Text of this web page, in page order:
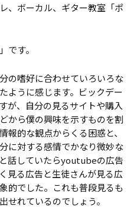
、ボーカル、ギター教室「ポ
です。
の嗜好に合わせていろいろな
ように感じます。ビックデー
が、自分の見るサイトや購入
から僕の興味を示すものを割
報的な観点からくる困惑と、
に対する感情でかなり微妙な
話していたらyoutubeの広告
見る広告と生徒さんが見る広
的でした。これも普段見るも
せれているのでしょう。